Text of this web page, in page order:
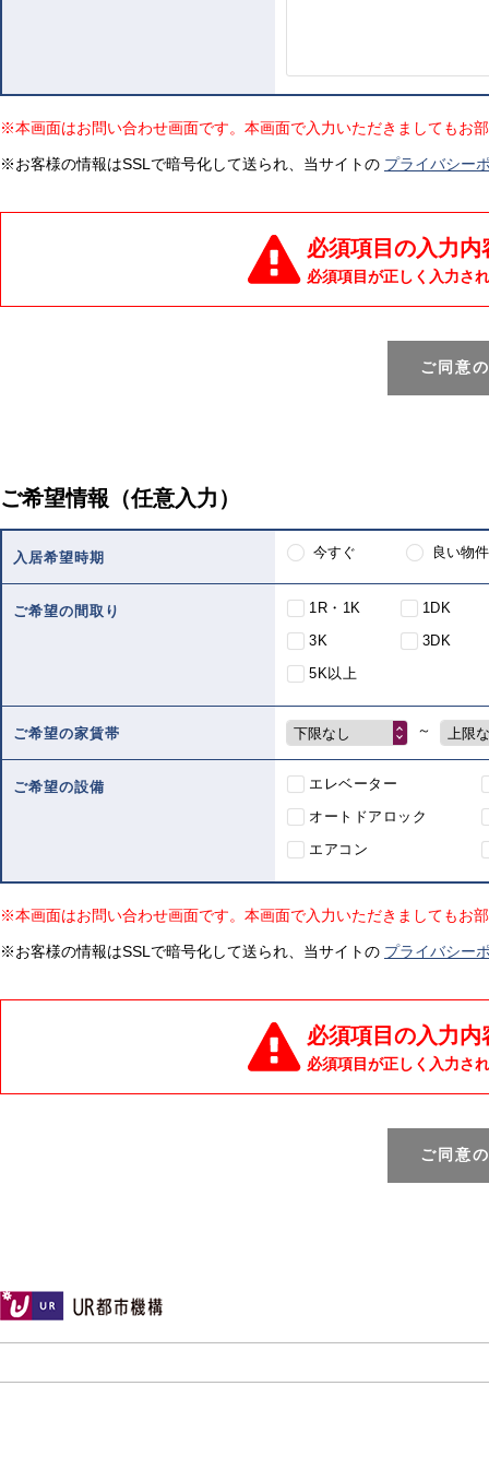
※本画面はお問い合わせ画面です。本画面で入力いただきましてもお
※お客様の情報はSSLで暗号化して送られ、当サイトの プライバシー
必須項目の入力
必須項目が正しく入力さ
ご同意
ご希望情報（任意入力）
入居希望時期 今すぐ 良い物
ご希望の間取り 1R・1K
1DK
3K
3DK
5K以上
ご希望の家賃帯 下限なし ～ 上限
ご希望の設備
エレベーター
オートドアロック
エアコン
※本画面はお問い合わせ画面です。本画面で入力いただきましてもお
※お客様の情報はSSLで暗号化して送られ、当サイトの プライバシー
必須項目の入力
必須項目が正しく入力さ
ご同意